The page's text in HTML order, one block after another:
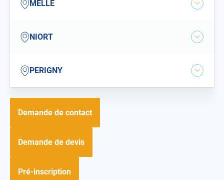
MELLE
Ouvrir
niortNIORT
Ouvrir
perignyPERIGNY
Ouvrir
Demande de contact
Demande de devis
Pré-inscription